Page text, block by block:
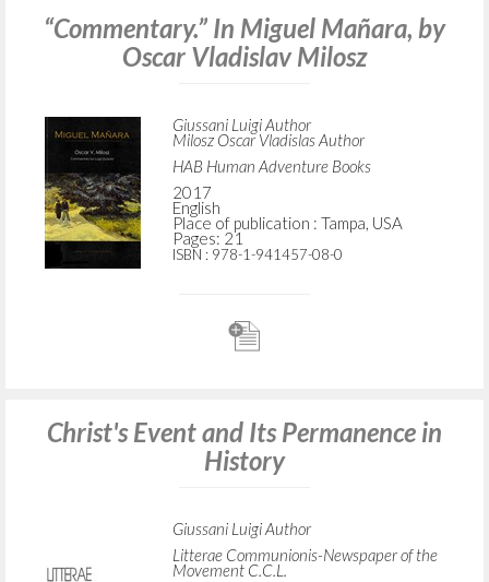
“Commentary.” In Miguel Mañara, by
Oscar Vladislav Milosz
Giussani Luigi Author
Milosz Oscar Vladislas Author
HAB Human Adventure Books
2017
English
Place of publication : Tampa, USA
Pages: 21
ISBN : 978-1-941457-08-0
Christ's Event and Its Permanence in
History
Giussani Luigi Author
Litterae Communionis-Newspaper of the
Movement C.C.L.